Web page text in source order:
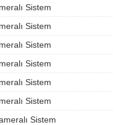
Sistem
Sistem
Sistem
Sistem
Sistem
Sistem
Sistem